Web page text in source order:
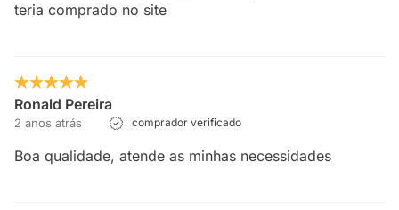
teria comprado no site
Ronald Pereira
2 anos atrás comprador verificado
Boa qualidade, atende as minhas necessidades